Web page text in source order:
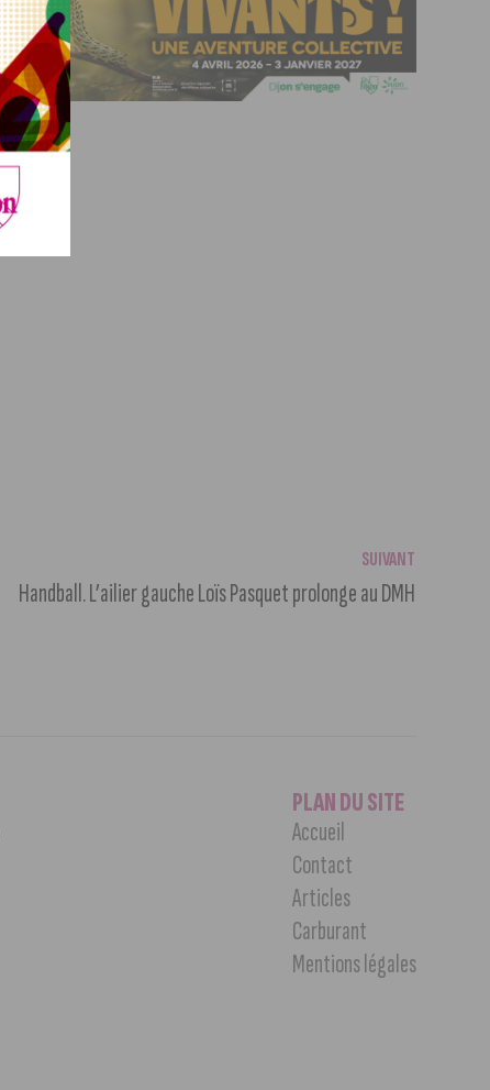
SUIVANT
Handball. L’ailier gauche Loïs Pasquet prolonge au DMH
PLAN DU SITE
Accueil
Contact
Articles
Carburant
Mentions légales